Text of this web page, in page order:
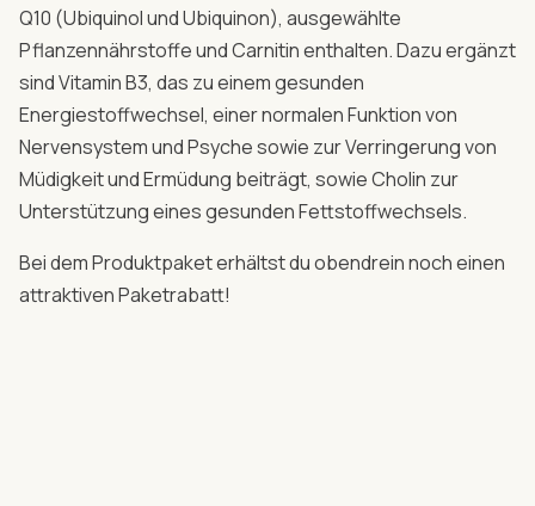
Q10 (Ubiquinol und Ubiquinon), ausgewählte
Pflanzennährstoffe und Carnitin enthalten. Dazu ergänzt
sind Vitamin B3, das zu einem gesunden
Energiestoffwechsel, einer normalen Funktion von
Nervensystem und Psyche sowie zur Verringerung von
Müdigkeit und Ermüdung beiträgt, sowie Cholin zur
Unterstützung eines gesunden Fettstoffwechsels.
Bei dem Produktpaket erhältst du obendrein noch einen
attraktiven Paketrabatt!